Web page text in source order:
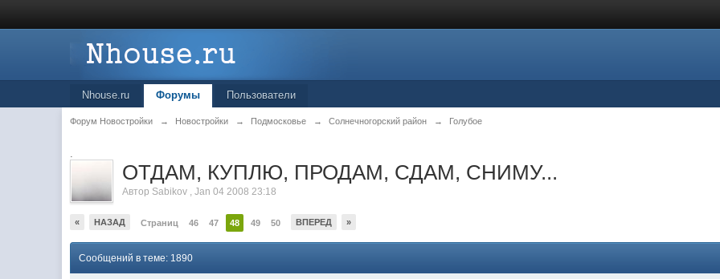
Nhouse.ru Форумы Пользователи
Форум Новостройки → Новостройки → Подмосковье → Солнечногорский район → Голубое
.
ОТДАМ, КУПЛЮ, ПРОДАМ, СДАМ, СНИМУ...
Автор Sabikov ,Jan 04 2008 23:18
« НАЗАД Страниц 46 47 48 49 50 ВПЕРЕД »
Сообщений в теме: 1890